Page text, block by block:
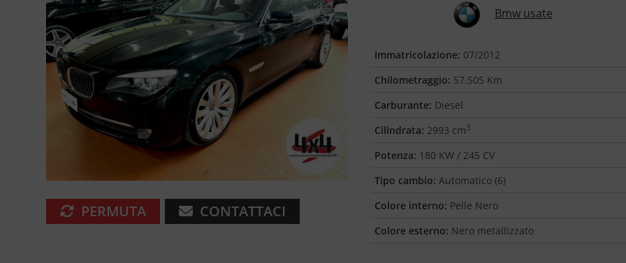
PERMUTA CONTATTACI
Bmw usate
Immatricolazione: 07/2012
Chilometraggio: 57.505 Km
Carburante: Diesel
Cilindrata: 2993 cm3
Potenza: 180 KW / 245 CV
Tipo cambio: Automatico (6)
Colore interno: Pelle Nero
Colore esterno: Nero metallizzato